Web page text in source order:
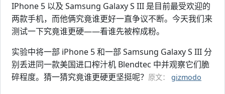
IPhone 5 以及 Samsung Galaxy S III 是目前最受欢迎的
两款手机，而他俩究竟谁更好一直争议不断。今天我们来
测试一下究竟谁更硬——看谁先被榨成粉。
实验中将一部 iPhone 5 和一部 Samsung Galaxy S III 分
别丢进同一款美国进口榨汁机 Blendtec 中并观察它们脆
碎程度。猜一猜究竟谁更硬更坚挺呢？ 原文： gizmodo